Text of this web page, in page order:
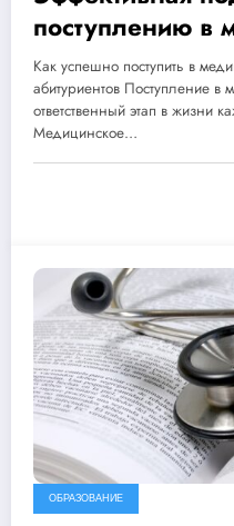
поступлению в
рекомендации
Как успешно поступить в
абитуриентов Поступление
ответственный этап в жизни
Медицинское…
ОБРАЗОВАНИЕ